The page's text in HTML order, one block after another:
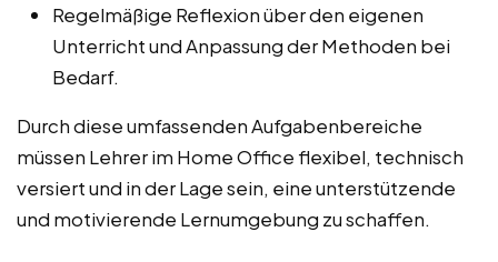
Regelmäßige Reflexion über den eigenen
Unterricht und Anpassung der Methoden bei
Bedarf.
Durch diese umfassenden Aufgabenbereiche
müssen Lehrer im Home Office flexibel, technisch
versiert und in der Lage sein, eine unterstützende
und motivierende Lernumgebung zu schaffen.